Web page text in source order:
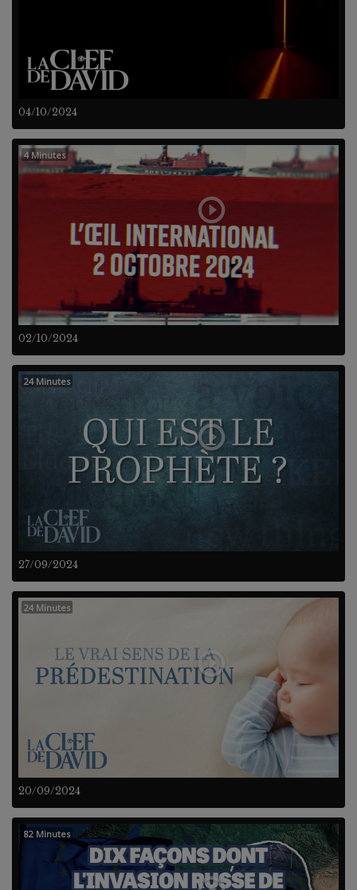
04/10/2024
02/10/2024
4 Minutes
27/09/2024
24 Minutes
20/09/2024
24 Minutes
82 Minutes